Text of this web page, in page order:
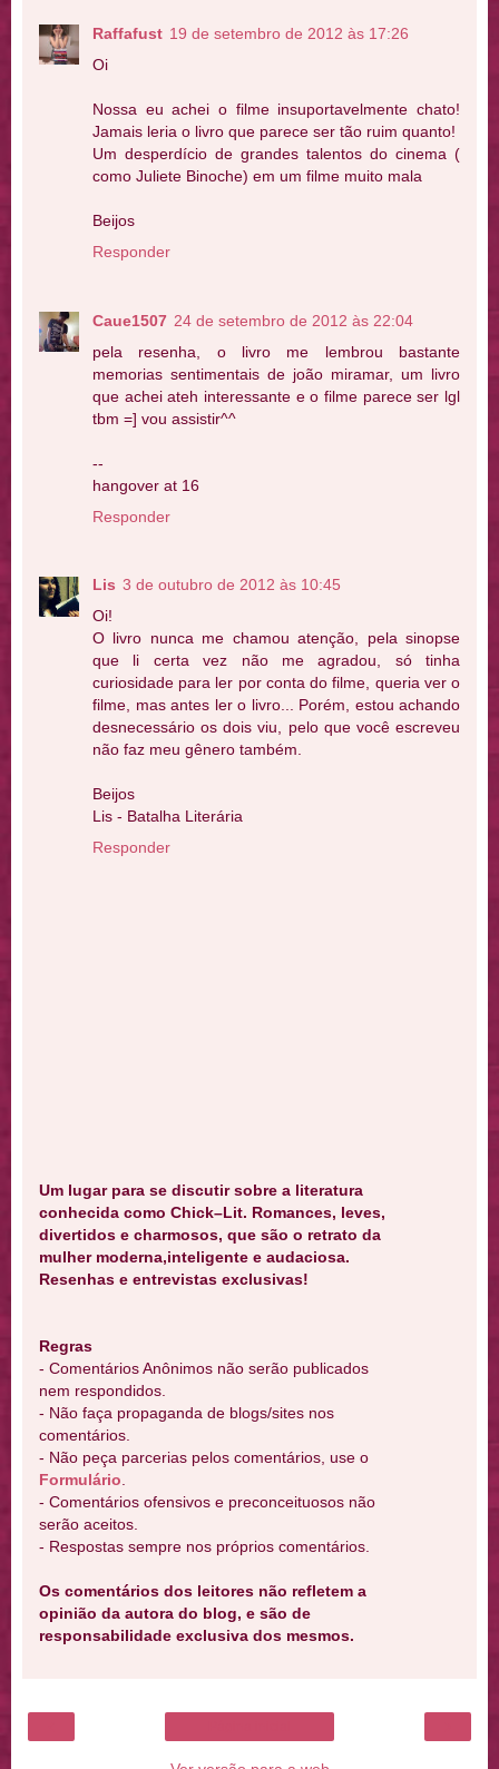
Raffafust 19 de setembro de 2012 às 17:26
Oi
Nossa eu achei o filme insuportavelmente chato!
Jamais leria o livro que parece ser tão ruim quanto!
Um desperdício de grandes talentos do cinema (
como Juliete Binoche) em um filme muito mala
Beijos
Responder
Caue1507 24 de setembro de 2012 às 22:04
pela resenha, o livro me lembrou bastante
memorias sentimentais de joão miramar, um livro
que achei ateh interessante e o filme parece ser lgl
tbm =] vou assistir^^
--
hangover at 16
Responder
Lis 3 de outubro de 2012 às 10:45
Oi!
O livro nunca me chamou atenção, pela sinopse
que li certa vez não me agradou, só tinha
curiosidade para ler por conta do filme, queria ver o
filme, mas antes ler o livro... Porém, estou achando
desnecessário os dois viu, pelo que você escreveu
não faz meu gênero também.
Beijos
Lis - Batalha Literária
Responder
Um lugar para se discutir sobre a literatura
conhecida como Chick–Lit. Romances, leves,
divertidos e charmosos, que são o retrato da
mulher moderna,inteligente e audaciosa.
Resenhas e entrevistas exclusivas!
Regras
- Comentários Anônimos não serão publicados
nem respondidos.
- Não faça propaganda de blogs/sites nos
comentários.
- Não peça parcerias pelos comentários, use o
Formulário
- Comentários ofensivos e preconceituosos não
serão aceitos.
- Respostas sempre nos próprios comentários.
Os comentários dos leitores não refletem a
opinião da autora do blog, e são de
responsabilidade exclusiva dos mesmos.